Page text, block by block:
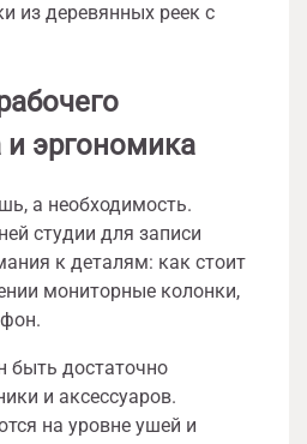
из деревянных реек с
и эргономика
а необходимость.
студии для записи
к деталям: как стоит
мониторные колонки,
быть достаточно
и аксессуаров.
на уровне ушей и